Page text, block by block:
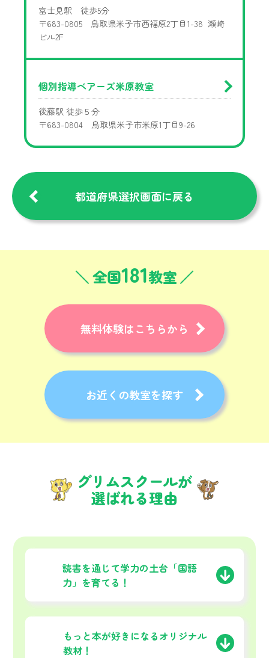
富士見駅 徒歩5分
〒683-0805 鳥取県米子市西福原2丁目1-38 瀬崎
ビル2F
個別指導ベアーズ米原教室
後藤駅 徒歩５分
〒683-0804 鳥取県米子市米原1丁目9-26
都道府県選択画面に戻る
全国181教室
無料体験はこちらから
お近くの教室を探す
グリムスクールが
選ばれる理由
読書を通じて学力の土台 「国語
力」を育てる！
もっと本が好きになるオリジナル
教材！